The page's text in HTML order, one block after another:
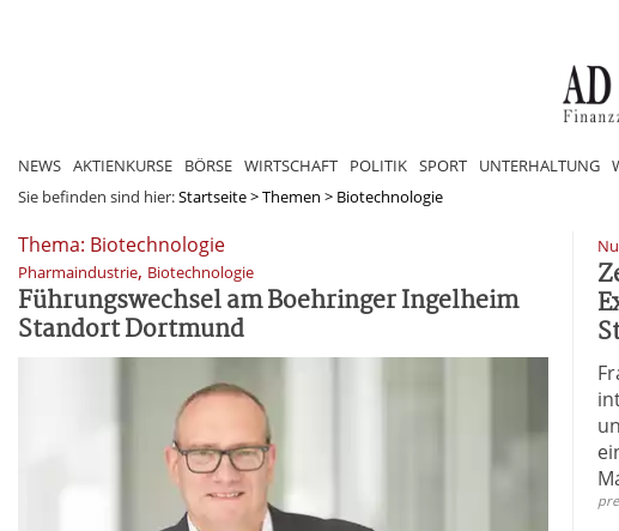
NEWS AKTIENKURSE BÖRSE WIRTSCHAFT POLITIK SPORT UNTERHALTUNG
Sie befinden sind hier:Startseite>Themen > Biotechnologie
Thema: Biotechnologie
Pharmaindustrie, Biotechnologie
Führungswechsel am Boehringer Ingelheim
Standort Dortmund